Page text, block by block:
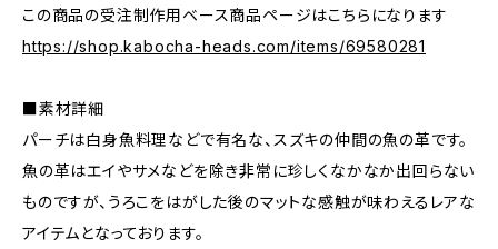
この商品の受注制作用ベース商品ページはこちらになります
https://shop.kabocha-heads.com/items/69580281
■素材詳細
パーチは白身魚料理などで有名な、スズキの仲間の魚の革です。
魚の革はエイやサメなどを除き非常に珍しくなかなか出回らない
ものですが、うろこをはがした後のマットな感触が味わえるレアな
アイテムとなっております。